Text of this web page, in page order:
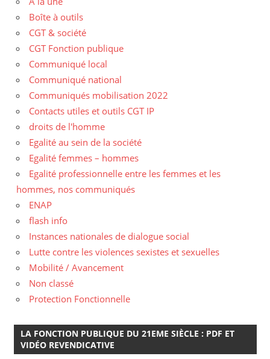
Boîte à outils
CGT & société
CGT Fonction publique
Communiqué local
Communiqué national
Communiqués mobilisation 2022
Contacts utiles et outils CGT IP
droits de l'homme
Egalité au sein de la société
Egalité femmes – hommes
Egalité professionnelle entre les femmes et les
hommes, nos communiqués
ENAP
flash info
Instances nationales de dialogue social
Lutte contre les violences sexistes et sexuelles
Mobilité / Avancement
Non classé
Protection Fonctionnelle
LA FONCTION PUBLIQUE DU 21EME SIÈCLE : PDF ET
VIDÉO REVENDICATIVE